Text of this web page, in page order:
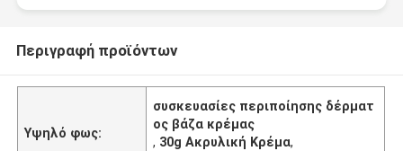
Περιγραφή προϊόντων
Υψηλό φως:
συσκευασίες περιποίησης δέρματ
ος βάζα κρέμας
, 30g Ακρυλική Κρέμα,